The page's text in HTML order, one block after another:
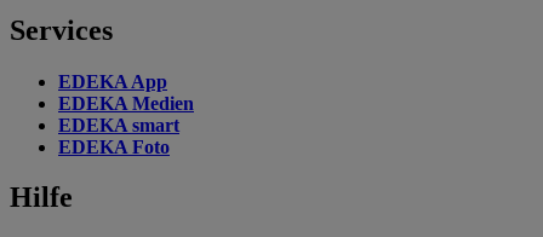
Services
EDEKA App
EDEKA Medien
EDEKA smart
EDEKA Foto
Hilfe